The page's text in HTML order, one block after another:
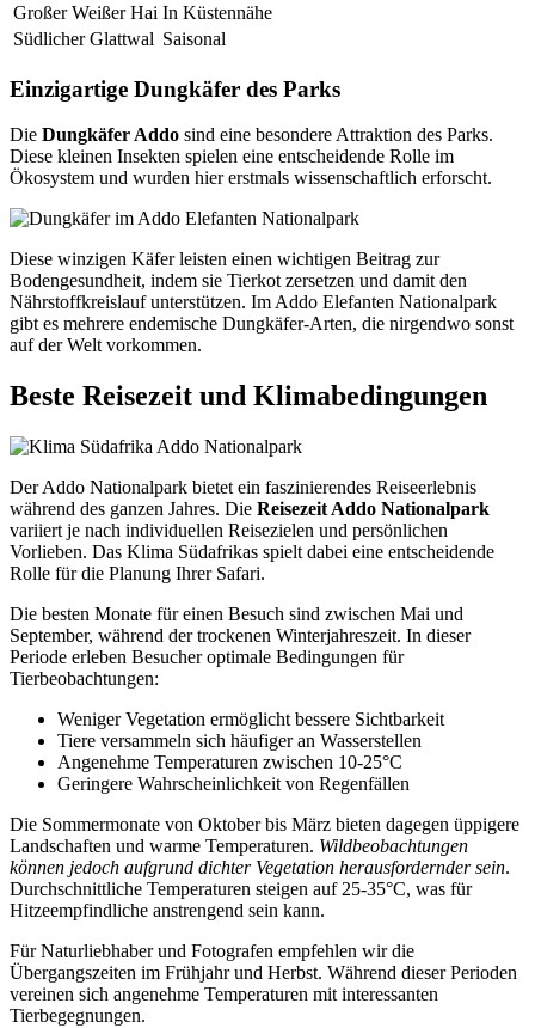
Großer Weißer Hai In Küstennähe
Südlicher Glattwal Saisonal
Einzigartige Dungkäfer des Parks
Die Dungkäfer Addo sind eine besondere Attraktion des Parks.
Diese kleinen Insekten spielen eine entscheidende Rolle im
Ökosystem und wurden hier erstmals wissenschaftlich erforscht.
Diese winzigen Käfer leisten einen wichtigen Beitrag zur
Bodengesundheit, indem sie Tierkot zersetzen und damit den
Nährstoffkreislauf unterstützen. Im Addo Elefanten Nationalpark
gibt es mehrere endemische Dungkäfer-Arten, die nirgendwo sonst
auf der Welt vorkommen.
Beste Reisezeit und Klimabedingungen
Der Addo Nationalpark bietet ein faszinierendes Reiseerlebnis
während des ganzen Jahres. Die Reisezeit Addo Nationalpark
variiert je nach individuellen Reisezielen und persönlichen
Vorlieben. Das Klima Südafrikas spielt dabei eine entscheidende
Rolle für die Planung Ihrer Safari.
Die besten Monate für einen Besuch sind zwischen Mai und
September, während der trockenen Winterjahreszeit. In dieser
Periode erleben Besucher optimale Bedingungen für
Tierbeobachtungen:
Weniger Vegetation ermöglicht bessere Sichtbarkeit
Tiere versammeln sich häufiger an Wasserstellen
Angenehme Temperaturen zwischen 10-25°C
Geringere Wahrscheinlichkeit von Regenfällen
Die Sommermonate von Oktober bis März bieten dagegen üppigere
Landschaften und warme Temperaturen. Wildbeobachtungen
können jedoch aufgrund dichter Vegetation herausfordernder sein.
Durchschnittliche Temperaturen steigen auf 25-35°C, was für
Hitzeempfindliche anstrengend sein kann.
Für Naturliebhaber und Fotografen empfehlen wir die
Übergangszeiten im Frühjahr und Herbst. Während dieser Perioden
vereinen sich angenehme Temperaturen mit interessanten
Tierbegegnungen.